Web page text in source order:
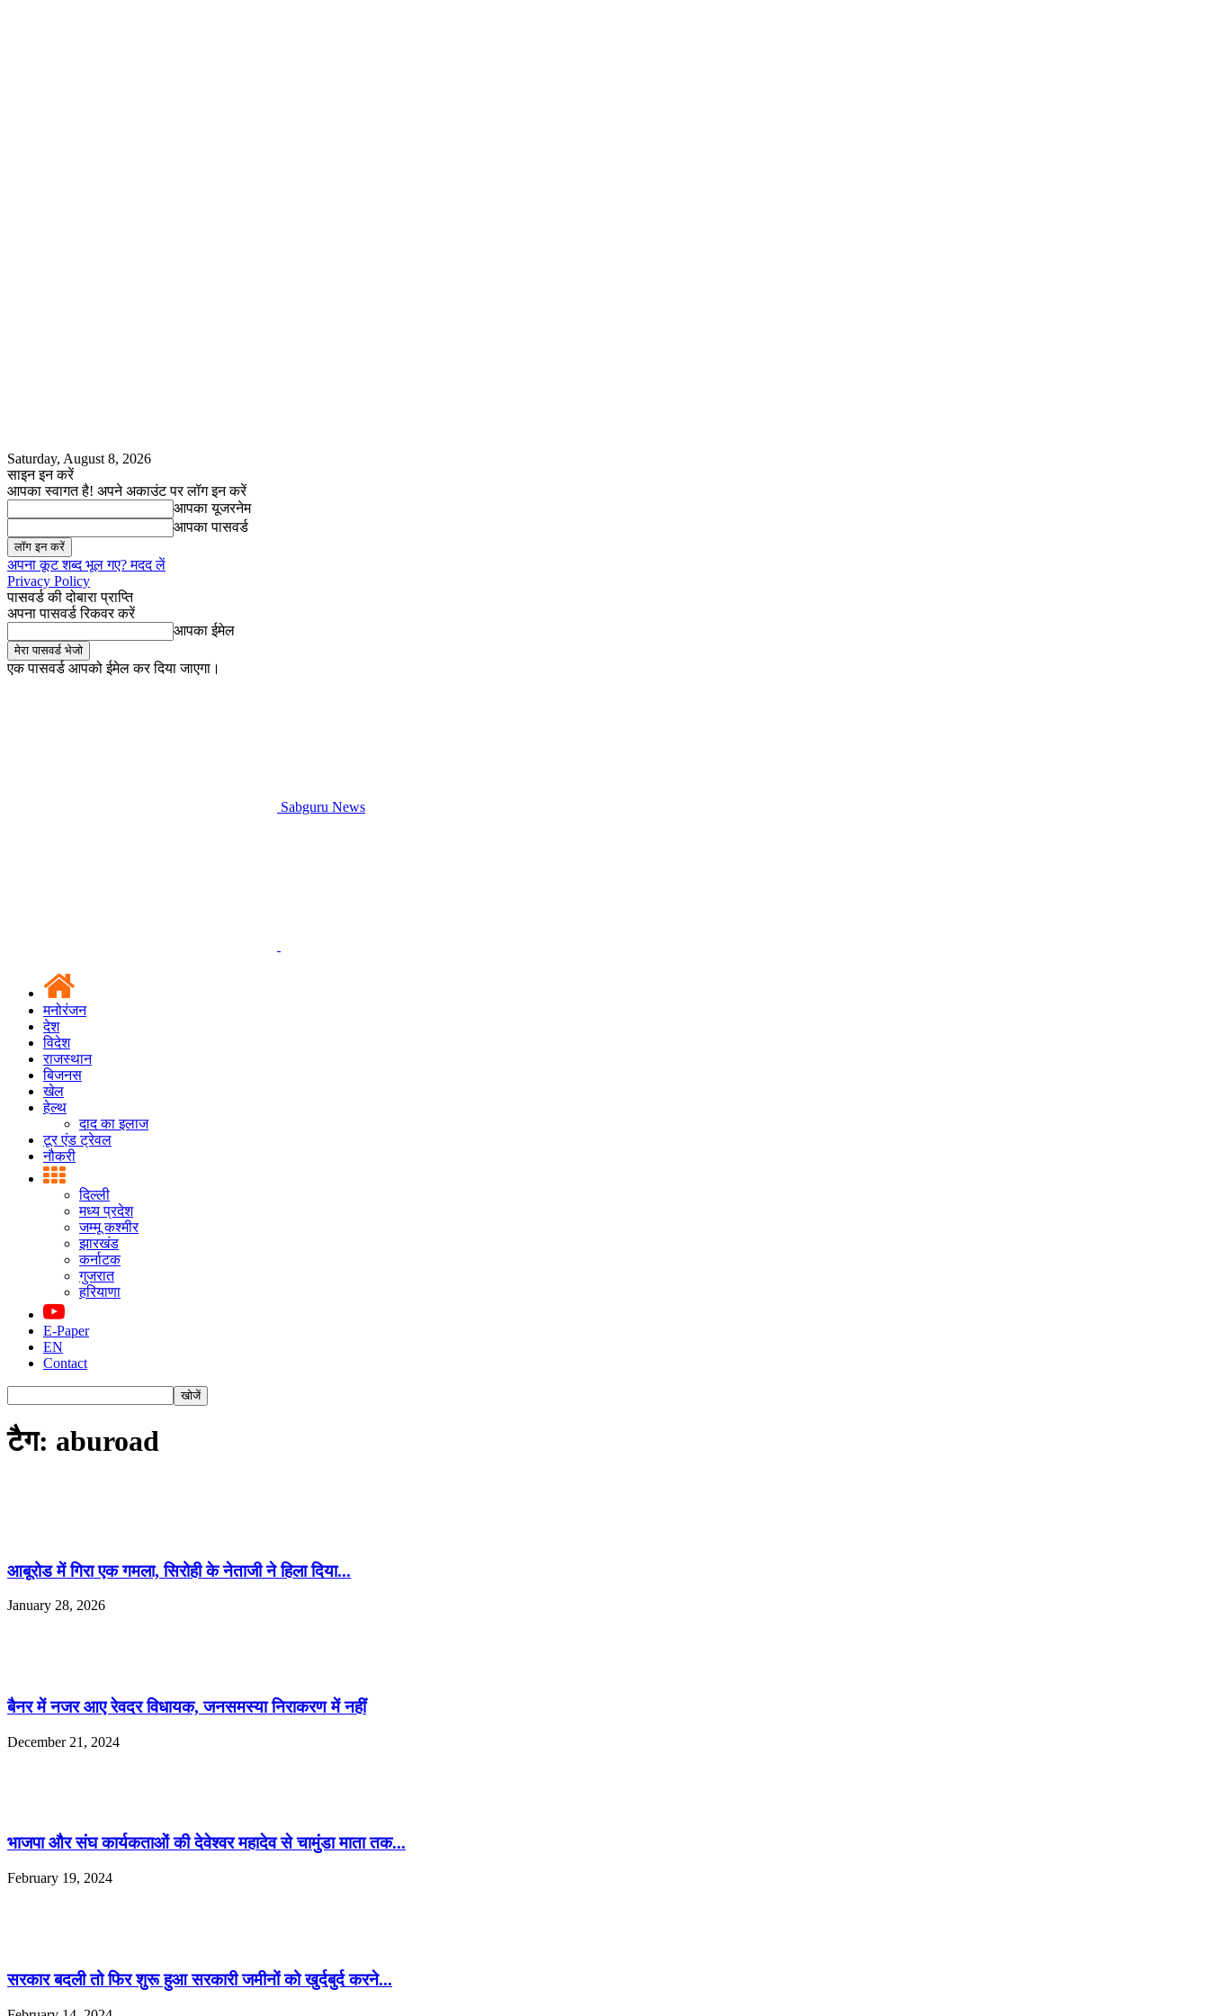
Saturday, August 8, 2026
साइन इन करें
आपका स्वागत है! अपने अकाउंट पर लॉग इन करें
आपका यूजरनेम
आपका पासवर्ड
अपना कूट शब्द भूल गए? मदद लें
Privacy Policy
पासवर्ड की दोबारा प्राप्ति
अपना पासवर्ड रिकवर करें
आपका ईमेल
एक पासवर्ड आपको ईमेल कर दिया जाएगा।
Sabguru News
मनोरंजन
देश
विदेश
राजस्थान
बिजनस
खेल
हेल्थ
दाद का इलाज
टूर एंड ट्रेवल
नौकरी
दिल्ली
मध्य प्रदेश
जम्मू कश्मीर
झारखंड
कर्नाटक
गुजरात
हरियाणा
E-Paper
EN
Contact
टैग: aburoad
आबूरोड में गिरा एक गमला, सिरोही के नेताजी ने हिला दिया...
January 28, 2026
बैनर में नजर आए रेवदर विधायक, जनसमस्या निराकरण में नहीं
December 21, 2024
भाजपा और संघ कार्यकताओं की देवेश्वर महादेव से चामुंडा माता तक...
February 19, 2024
सरकार बदली तो फिर शुरू हुआ सरकारी जमीनों को खुर्दबुर्द करने...